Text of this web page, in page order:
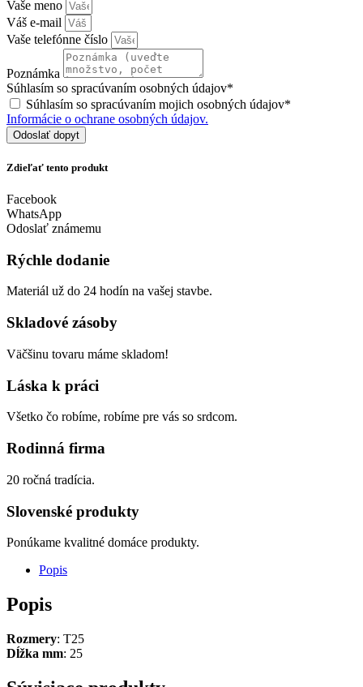
Vaše meno
Váš e-mail
Vaše telefónne číslo
Poznámka
Súhlasím so spracúvaním osobných údajov*
Súhlasím so spracúvaním mojich osobných údajov*
Informácie o ochrane osobných údajov.
Odoslať dopyt
Zdieľať tento produkt
Facebook
WhatsApp
Odoslať známemu
Rýchle dodanie
Materiál už do 24 hodín na vašej stavbe.
Skladové zásoby
Väčšinu tovaru máme skladom!
Láska k práci
Všetko čo robíme, robíme pre vás so srdcom.
Rodinná firma
20 ročná tradícia.
Slovenské produkty
Ponúkame kvalitné domáce produkty.
Popis
Popis
Rozmery: T25
Dĺžka mm: 25